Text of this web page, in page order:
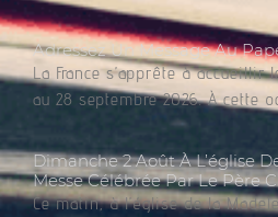
Adressez Un Message Au
La France s’apprête à accueillir
au 28 septembre 2026. À cette
Dimanche 2 Août À L’église
Messe Célébrée Par Le Père
Ce matin, à l’église de la